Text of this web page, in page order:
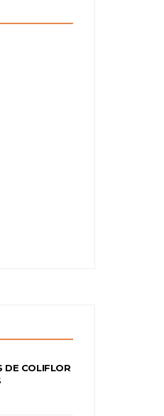
DE COLIFLOR